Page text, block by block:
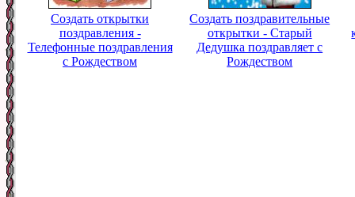
Создать открытки
поздравления -
Телефонные поздравления
с Рождеством
Создать поздравительные
открытки - Старый
Дедушка поздравляет с
Рождеством